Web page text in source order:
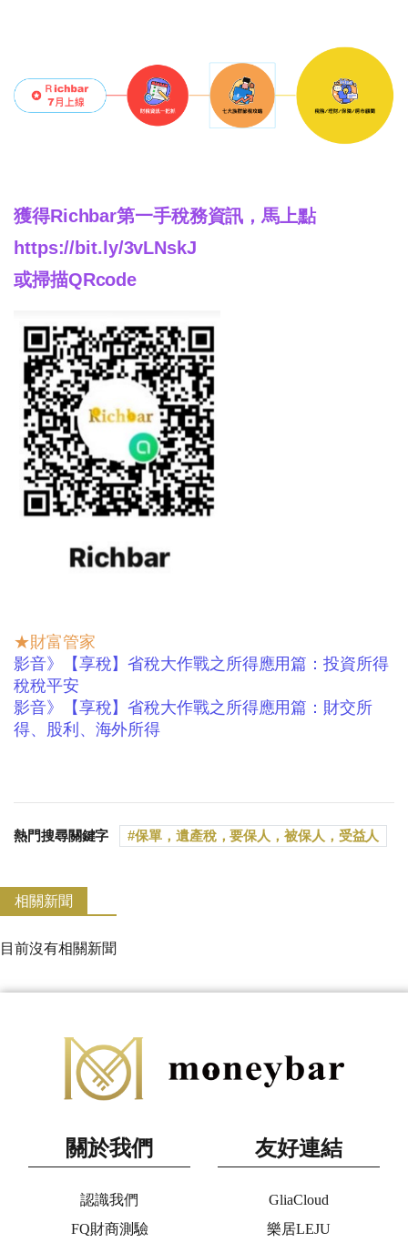
獲得Richbar第一手稅務資訊，馬上點
https://bit.ly/3vLNskJ
或掃描QRcode
★財富管家
影音》
【享稅】省稅大作戰之所得應用篇：投資所得
稅稅平安
影音》
【享稅】省稅大作戰之所得應用篇：財交所
得、股利、海外所得
熱門搜尋關鍵字 保單，遺產稅，要保人，被保人，受益人
相關新聞
目前沒有相關新聞
關於我們
認識我們
FQ財商測驗
友好連結
GliaCloud
樂居LEJU